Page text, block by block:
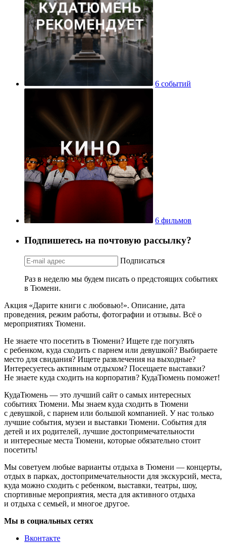
6 событий
6 фильмов
Подпишетесь на почтовую рассылку?
Подписаться
Раз в неделю мы будем писать о предстоящих событиях
в Тюмени.
Акция «Дарите книги с любовью!». Описание, дата
проведения, режим работы, фотографии и отзывы. Всё о
мероприятиях Тюмени.
Не знаете что посетить в Тюмени? Ищете где погулять
с ребенком, куда сходить с парнем или девушкой? Выбираете
место для свидания? Ищете развлечения на выходные?
Интересуетесь активным отдыхом? Посещаете выставки?
Не знаете куда сходить на корпоратив? КудаТюмень поможет!
КудаТюмень — это лучший сайт о самых интересных
событиях Тюмени. Мы знаем куда сходить в Тюмени
с девушкой, с парнем или большой компанией. У нас только
лучшие события, музеи и выставки Тюмени. События для
детей и их родителей, лучшие достопримечательности
и интересные места Тюмени, которые обязательно стоит
посетить!
Мы советуем любые варианты отдыха в Тюмени — концерты,
отдых в парках, достопримечательности для экскурсий, места,
куда можно сходить с ребенком, выставки, театры, шоу,
спортивные мероприятия, места для активного отдыха
и отдыха с семьей, и многое другое.
Мы в социальных сетях
Вконтакте